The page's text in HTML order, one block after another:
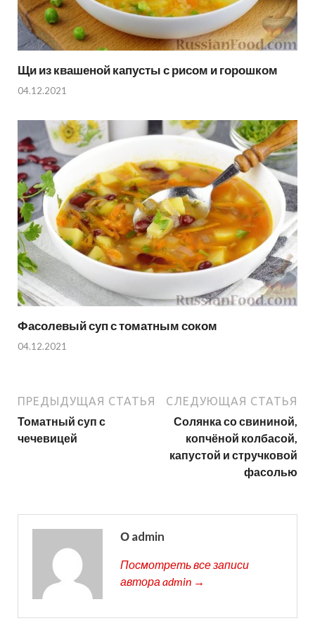
Щи из квашеной капусты с рисом и горошком
04.12.2021
Фасолевый суп с томатным соком
04.12.2021
ПРЕДЫДУЩАЯ СТАТЬЯ
Томатный суп с
чечевицей
СЛЕДУЮЩАЯ СТАТЬЯ
Солянка со свининой,
копчёной колбасой,
капустой и стручковой
фасолью
О admin
Посмотреть все записи
автора admin →